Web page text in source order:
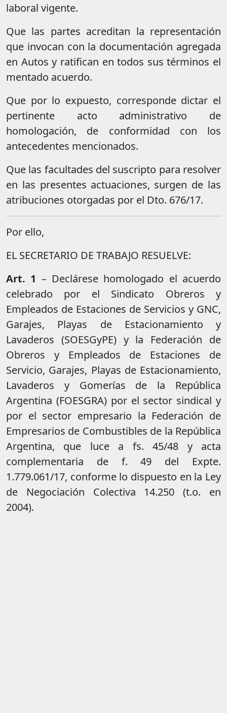
laboral vigente.
Que las partes acreditan la representación
que invocan con la documentación agregada
en Autos y ratifican en todos sus términos el
mentado acuerdo.
Que por lo expuesto, corresponde dictar el
pertinente acto administrativo de
homologación, de conformidad con los
antecedentes mencionados.
Que las facultades del suscripto para resolver
en las presentes actuaciones, surgen de las
atribuciones otorgadas por el Dto. 676/17.
Por ello,
EL SECRETARIO DE TRABAJO RESUELVE:
Art. 1 – Declárese homologado el acuerdo
celebrado por el Sindicato Obreros y
Empleados de Estaciones de Servicios y GNC,
Garajes, Playas de Estacionamiento y
Lavaderos (SOESGyPE) y la Federación de
Obreros y Empleados de Estaciones de
Servicio, Garajes, Playas de Estacionamiento,
Lavaderos y Gomerías de la República
Argentina (FOESGRA) por el sector sindical y
por el sector empresario la Federación de
Empresarios de Combustibles de la República
Argentina, que luce a fs. 45/48 y acta
complementaria de f. 49 del Expte.
1.779.061/17, conforme lo dispuesto en la Ley
de Negociación Colectiva 14.250 (t.o. en
2004).